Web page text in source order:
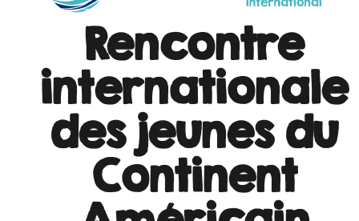
Rencontre
internationale
des jeunes du
Continent